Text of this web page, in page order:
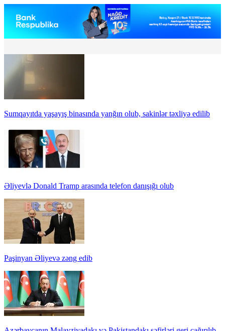
Sumqayıtda yaşayış binasında yanğın olub, sakinlər təxliyə edilib
Əliyevlə Donald Tramp arasında telefon danışığı olub
Paşinyan Əliyevə zəng edib